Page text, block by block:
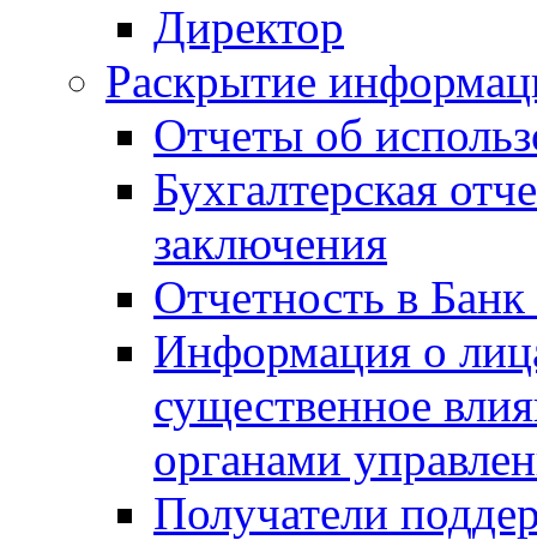
Директор
Раскрытие
Отчеты об
Бухгалтерская
заключения
Отчетность в
Информация о
существенное
органами
Получатели